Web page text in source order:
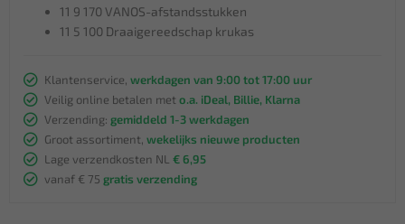
11 9 170 VANOS-afstandsstukken
11 5 100 Draaigereedschap krukas
Klantenservice, werkdagen van 9:00 tot 17:00 uur
Veilig online betalen met o.a. iDeal, Billie, Klarna
Verzending: gemiddeld 1-3 werkdagen
Groot assortiment, wekelijks nieuwe producten
Lage verzendkosten NL € 6,95
vanaf € 75 gratis verzending